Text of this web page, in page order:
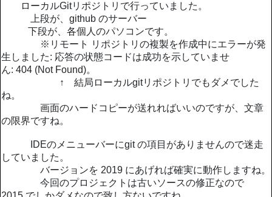
ローカルGitリポジトリで行っていました。
上段が、github のサーバー
下段が、各個人のパソコンです。
※リモート リポジトリの複製を作成中にエラーが発
生しました: 応答の状態コードは成功を示していませ
ん: 404 (Not Found)。
↑ 結局ローカルgitリポジトリでもダメでした
ね。
画面のハードコピーが送れればいいのですが、文章
の限界ですね。
IDEのメニューバーにgit の項目がありませんので迷走
していました。
バージョンを 2019 にあげれば確実に動作しますね。
今回のプロジェクトは古いソースの修正なので